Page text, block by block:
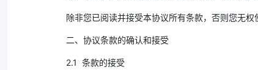
除非您已阅读并接受本协议所有条款，否则您无
二、协议条款的确认和接受
2.1 条款的接受